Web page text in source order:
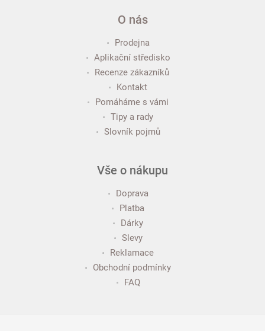
O nás
Prodejna
Aplikační středisko
Recenze zákazníků
Kontakt
Pomáháme s vámi
Tipy a rady
Slovník pojmů
Vše o nákupu
Doprava
Platba
Dárky
Slevy
Reklamace
Obchodní podmínky
FAQ